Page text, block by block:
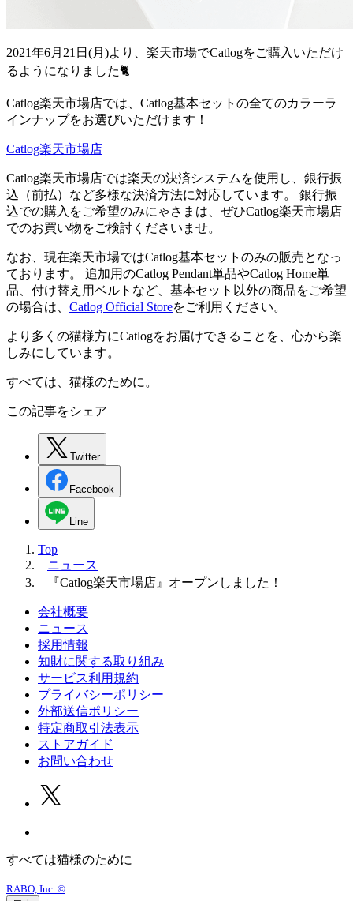
2021年6月21日(月)より、楽天市場でCatlogをご購入いただけ
るようになりました🐈
Catlog楽天市場店では、Catlog基本セットの全てのカラーラ
インナップをお選びいただけます！
Catlog楽天市場店
Catlog楽天市場店では楽天の決済システムを使用し、銀行振
込（前払）など多様な決済方法に対応しています。 銀行振
込での購入をご希望のみにゃさまは、ぜひCatlog楽天市場店
でのお買い物をご検討くださいませ。
なお、現在楽天市場ではCatlog基本セットのみの販売となっ
ております。 追加用のCatlog Pendant単品やCatlog Home単
品、付け替え用ベルトなど、基本セット以外の商品をご希望
の場合は、 Catlog Official Storeをご利用ください。
より多くの猫様方にCatlogをお届けできることを、心から楽
しみにしています。
すべては、猫様のために。
この記事をシェア
Twitter
Facebook
Line
Top
ニュース
『Catlog楽天市場店』オープンしました！
会社概要
ニュース
採用情報
知財に関する取り組み
サービス利用規約
プライバシーポリシー
外部送信ポリシー
特定商取引法表示
ストアガイド
お問い合わせ
すべては猫様のために
RABO, Inc. ©